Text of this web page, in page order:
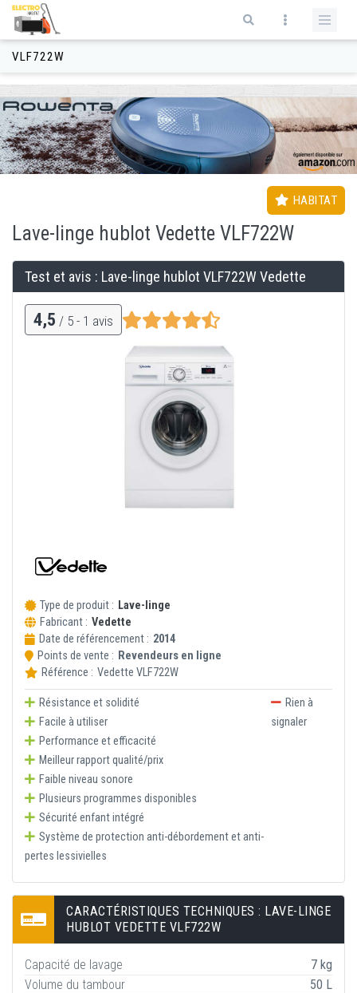
Aller au contenu principal
Formulaire de recherche
VLF722W
HABITAT
Lave-linge hublot Vedette VLF722W
Test et avis : Lave-linge hublot VLF722W Vedette
4,5 / 5 - 1 avis
Type de produit : Lave-linge
Fabricant : Vedette
Date de référencement : 2014
Points de vente : Revendeurs en ligne
Référence : Vedette VLF722W
Résistance et solidité
Facile à utiliser
Performance et efficacité
Meilleur rapport qualité/prix
Faible niveau sonore
Plusieurs programmes disponibles
Sécurité enfant intégré
Système de protection anti-débordement et anti-
pertes lessivielles
Rien à
signaler
CARACTÉRISTIQUES TECHNIQUES : LAVE-LINGE
HUBLOT VEDETTE VLF722W
Capacité de lavage
7 kg
Volume du tambour
50 L